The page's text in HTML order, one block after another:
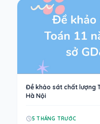
Đề khảo sát chất lượng
Hà Nội
5 THÁNG TRƯỚC